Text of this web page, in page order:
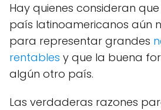
Hay quienes consideran
país latinoamericanos aún
para representar grandes
rentables y que la buena
algún otro país.
Las verdaderas razones